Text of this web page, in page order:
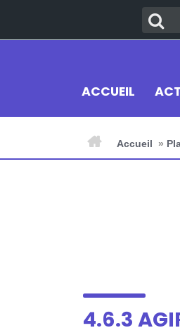
contenu
ACCUEIL
Accueil »
4.6.3